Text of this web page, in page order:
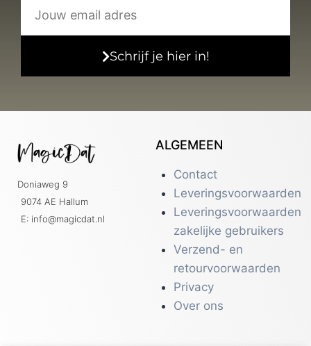
Schrijf je hier in!
Doniaweg 9
9074 AE Hallum
E: info@magicdat.nl
ALGEMEEN
Contact
Leveringsvoorwaarden
Leveringsvoorwaarden
zakelijke gebruikers
Verzend- en
retourvoorwaarden
Privacy
Over ons